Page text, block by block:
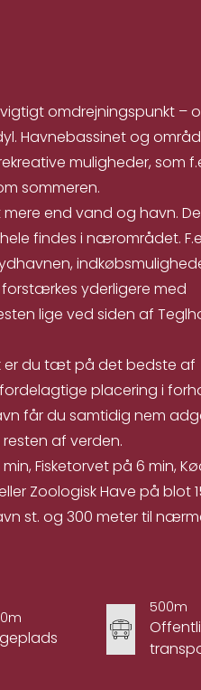
omdrejningspunkt –
Havnebassinet og
muligheder, som
sommeren.
end vand og havn.
findes i nærområdet.
yderligere med
lige ved siden af
er du tæt på det bedste af
placering i
får du samtidig nem
af verden.
Fisketorvet på 6 min,
Zoologisk Have på blot
st. og 300 meter til
500m